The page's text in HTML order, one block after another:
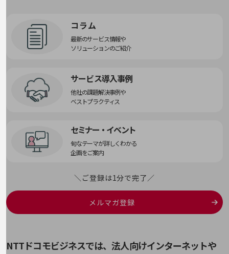
バックオフィス
リモート・ハイブリッドワーク
その他のお悩みはこちら
業界から見つける
小売・卸売業
地域産業
ビジネスお悩み診断
コラム
最新のサービス情報や
ソリューションのご紹介
サービス導入事例
他社の課題解決事例や
ベストプラクティス
セミナー・イベント
旬なテーマが詳しくわかる
企画をご案内
＼ご登録は1分で完了／
メルマガ登録
NTTドコモビジネスでは、法人向けインターネットや